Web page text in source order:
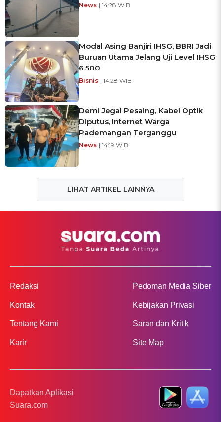
News | 14:28 WIB
Modal Asing Banjiri IHSG, BBRI Jadi
Buruan Utama Jelang Uji Level IHSG
6.500
Bisnis | 14:28 WIB
Demi Jegal Pesaing, Kabel Optik
Diputus, Internet Warga
Pademangan Terganggu
News | 14:19 WIB
LIHAT ARTIKEL LAINNYA
Redaksi
Kontak
Tentang Kami
Karir
Pedoman Media Siber
Kebijakan Privasi
Saran dan Kritik
Site Map
Dapatkan Aplikasi
Suara.com